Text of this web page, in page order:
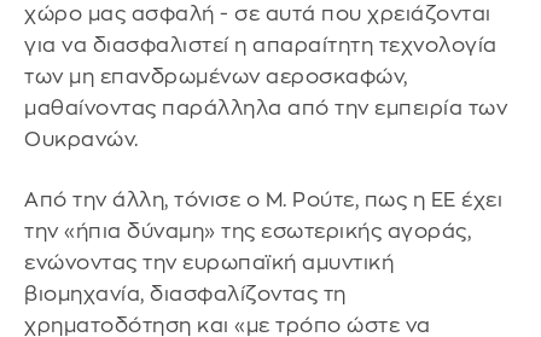
χώρο μας ασφαλή - σε αυτά που χρειάζονται
για να διασφαλιστεί η απαραίτητη τεχνολογία
των μη επανδρωμένων αεροσκαφών,
μαθαίνοντας παράλληλα από την εμπειρία των
Ουκρανών.
Από την άλλη, τόνισε ο Μ. Ρούτε, πως η ΕΕ έχει
την «ήπια δύναμη» της εσωτερικής αγοράς,
ενώνοντας την ευρωπαϊκή αμυντική
βιομηχανία, διασφαλίζοντας τη
χρηματοδότηση και «με τρόπο ώστε να